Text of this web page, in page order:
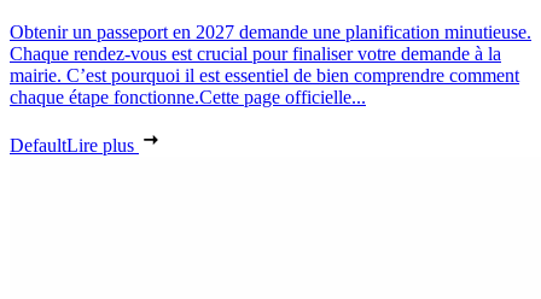
Obtenir un passeport en 2027 demande une planification minutieuse.
Chaque rendez-vous est crucial pour finaliser votre demande à la
mairie. C’est pourquoi il est essentiel de bien comprendre comment
chaque étape fonctionne.Cette page officielle...
DefaultLire plus